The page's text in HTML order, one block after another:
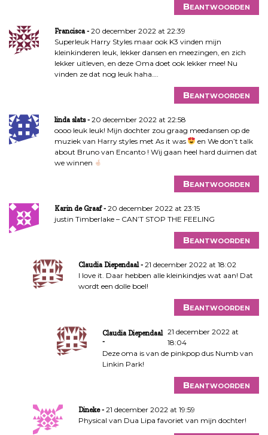
Beantwoorden
Francisca
20 december 2022 at 22:39
Superleuk Harry Styles maar ook K3 vinden mijn
kleinkinderen leuk, lekker dansen en meezingen, en zich
lekker uitleven, en deze Oma doet ook lekker mee! Nu
vinden ze dat nog leuk haha….
Beantwoorden
linda slats
20 december 2022 at 22:58
oooo leuk leuk! Mijn dochter zou graag meedansen op de
muziek van Harry styles met As it was
en We don’t talk
about Bruno van Encanto ! Wij gaan heel hard duimen dat
we winnen
Beantwoorden
Karin de Graaf
20 december 2022 at 23:15
justin Timberlake – CAN’T STOP THE FEELING
Beantwoorden
Claudia Diependaal
21 december 2022 at 18:02
I love it. Daar hebben alle kleinkindjes wat aan! Dat
wordt een dolle boel!
Beantwoorden
Claudia Diependaal
21 december 2022 at
18:04
Deze oma is van de pinkpop dus Numb van
Linkin Park!
Beantwoorden
Dineke
21 december 2022 at 19:59
Physical van Dua Lipa favoriet van mijn dochter!